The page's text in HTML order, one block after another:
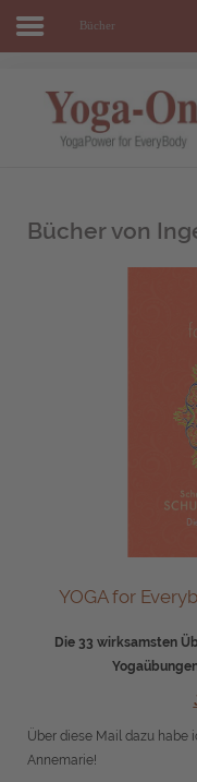
Bücher
Bücher von
YOGA for
Die 33 wirksamsten
Über diese Mail dazu habe
Annemarie!